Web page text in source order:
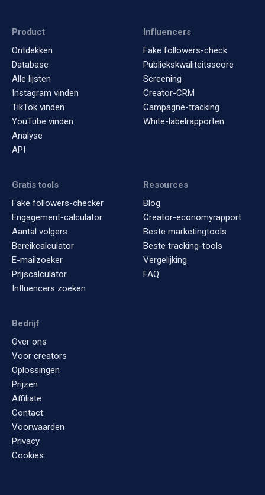
Product
Ontdekken
Database
Alle lijsten
Instagram vinden
TikTok vinden
YouTube vinden
Analyse
API
Influencers
Fake followers-check
Publiekskwaliteitsscore
Screening
Creator-CRM
Campagne-tracking
White-labelrapporten
Gratis tools
Fake followers-checker
Engagement-calculator
Aantal volgers
Bereikcalculator
E-mailzoeker
Prijscalculator
Influencers zoeken
Resources
Blog
Creator-economyrapport
Beste marketingtools
Beste tracking-tools
Vergelijking
FAQ
Bedrijf
Over ons
Voor creators
Oplossingen
Prijzen
Affiliate
Contact
Voorwaarden
Privacy
Cookies